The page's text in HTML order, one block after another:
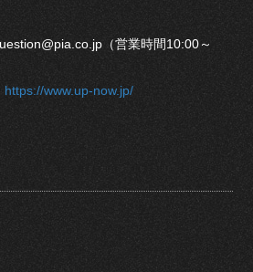
（営業時間10:00～
https://www.up-now.jp/